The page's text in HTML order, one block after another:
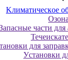
Kлимaтичecкoe
части
для
Уcтaнoвки